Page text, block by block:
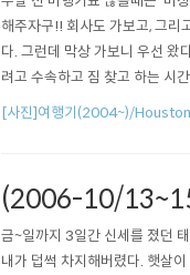
해주자구!! 회사도 가보고, 그리
다. 그런데 막상 가보니 우선 왔
려고 수속하고 짐 찾고 하는 시
물도 못 가보고 심지어는 일요
[사진]여행기(2004~)/Houston
(2006-10/
금~일까지 3일간 신세를 졌던
내가 덥썩 차지해버렸다. 햇살